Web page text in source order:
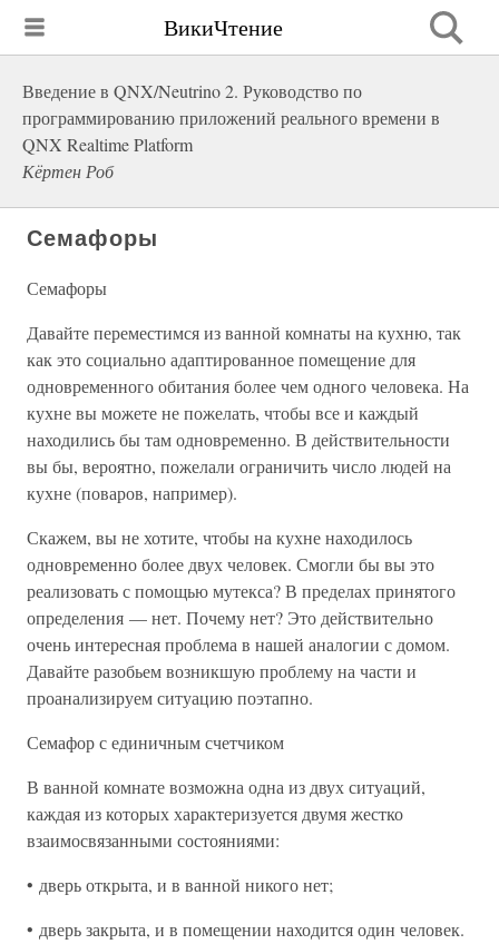
ВикиЧтение
Введение в QNX/Neutrino 2. Руководство по
программированию приложений реального времени в
QNX Realtime Platform
Кёртен Роб
Семафоры
Семафоры
Давайте переместимся из ванной комнаты на кухню, так
как это социально адаптированное помещение для
одновременного обитания более чем одного человека. На
кухне вы можете не пожелать, чтобы все и каждый
находились бы там одновременно. В действительности
вы бы, вероятно, пожелали ограничить число людей на
кухне (поваров, например).
Скажем, вы не хотите, чтобы на кухне находилось
одновременно более двух человек. Смогли бы вы это
реализовать с помощью мутекса? В пределах принятого
определения — нет. Почему нет? Это действительно
очень интересная проблема в нашей аналогии с домом.
Давайте разобьем возникшую проблему на части и
проанализируем ситуацию поэтапно.
Семафор с единичным счетчиком
В ванной комнате возможна одна из двух ситуаций,
каждая из которых характеризуется двумя жестко
взаимосвязанными состояниями:
• дверь открыта, и в ванной никого нет;
• дверь закрыта, и в помещении находится один человек.